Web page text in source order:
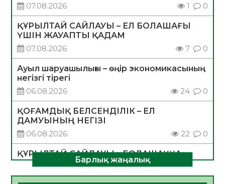
07.08.2026
1 0
ҚҰРЫЛТАЙ САЙЛАУЫ – ЕЛ БОЛАШАҒЫ
ҮШІН ЖАУАПТЫ ҚАДАМ
07.08.2026
7 0
Ауыл шаруашылығы – өңір экономикасының
негізгі тірегі
06.08.2026
24 0
ҚОҒАМДЫҚ БЕЛСЕНДІЛІК – ЕЛ
ДАМУЫНЫҢ НЕГІЗІ
06.08.2026
22 0
ҚҰРЫЛТАЙ САЙЛАУЫ – БОЛАШАҚҚА
БАСТАР ЖАУАПТЫ ТАҢДАУ
06.08.2026
25 0
Барлық жаңалық